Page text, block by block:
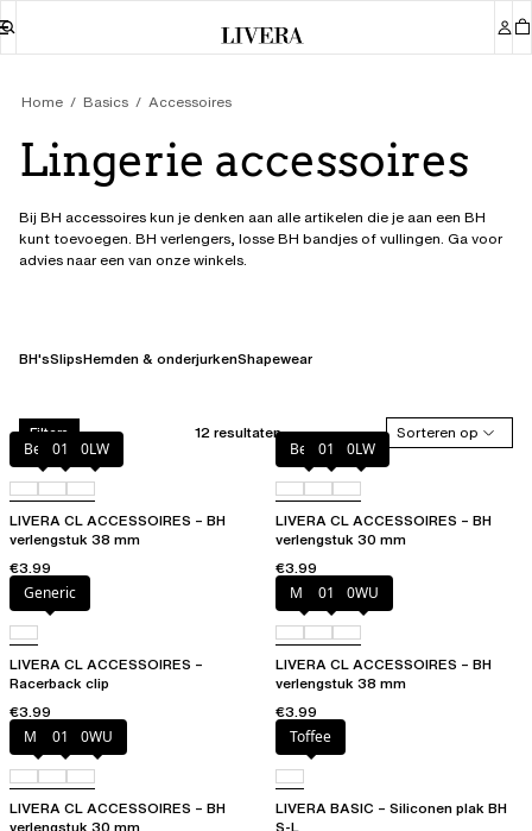
Home Basics Accessoires
Lingerie accessoires
Bij BH accessoires kun je denken aan alle artikelen die je aan een BH
kunt toevoegen. BH verlengers, losse BH bandjes of vullingen. Ga voor
advies naar een van onze winkels.
BH'sSlipsHemden & onderjurkenShapewear
Filters 12 resultaten
Sorteren op
Beige011 0LW
LIVERA CL ACCESSOIRES – BH
verlengstuk 38 mm
€3.99
Beige011 0LW
LIVERA CL ACCESSOIRES – BH
verlengstuk 30 mm
€3.99
Generic
LIVERA CL ACCESSOIRES –
Racerback clip
€3.99
Milk 011 0WU
LIVERA CL ACCESSOIRES – BH
verlengstuk 38 mm
€3.99
Milk 011 0WU
LIVERA CL ACCESSOIRES – BH
Toffee
LIVERA BASIC – Siliconen plak BH